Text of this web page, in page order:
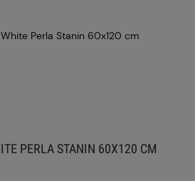
PERLA STANIN 60X120 CM